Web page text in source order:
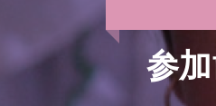
参